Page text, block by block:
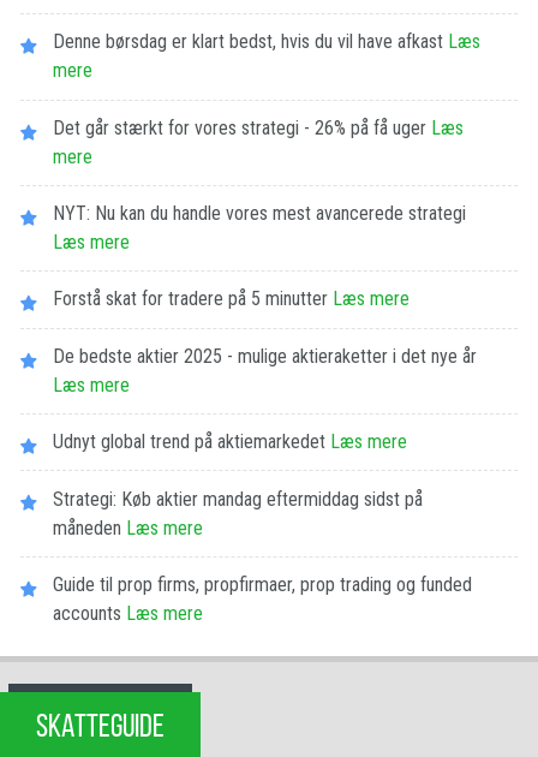
Denne børsdag er klart bedst, hvis du vil have afkast Læs
mere
Det går stærkt for vores strategi - 26% på få uger Læs
mere
NYT: Nu kan du handle vores mest avancerede strategi
Læs mere
Forstå skat for tradere på 5 minutter Læs mere
De bedste aktier 2025 - mulige aktieraketter i det nye år
Læs mere
Udnyt global trend på aktiemarkedet Læs mere
Strategi: Køb aktier mandag eftermiddag sidst på
måneden Læs mere
Guide til prop firms, propfirmaer, prop trading og funded
accounts Læs mere
SKATTEGUIDE